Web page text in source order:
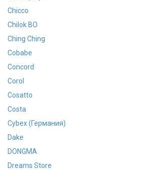
Chicco
Chilok BO
Ching Ching
Cobabe
Concord
Corol
Cosatto
Costa
Cybex (Германия)
Dake
DONGMA
Dreams Store